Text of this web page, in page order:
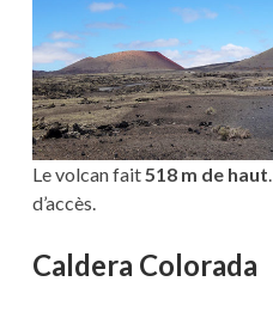
Le volcan fait 518 m de haut
d’accès.
Caldera Colorada